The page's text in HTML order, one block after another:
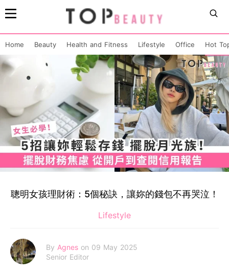
Home Beauty Health and Fitness Lifestyle Office Hot
聰明女孩理財術：5個秘訣，讓妳的錢包不再哭泣！
Lifestyle
By Agnes on 09 May 2025
Senior Editor